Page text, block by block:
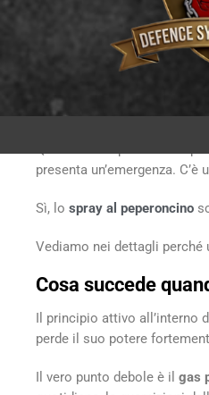
Lo spray al
Lo spray al
presenta un’emergenza.
Sì, lo spray al peperoncino
Vediamo nei dettagli
Cosa succede
Il principio attivo all’interno
perde il suo potere
Il vero punto debole è il gas